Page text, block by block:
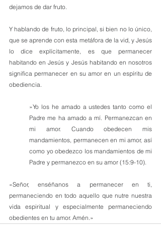
dejamos de dar fruto.
Y hablando de fruto, lo principal, si bien no lo único,
que se aprende con esta metáfora de la vid, y Jesús
lo dice explícitamente, es que permanecer
habitando en Jesús y Jesús habitando en nosotros
significa permanecer en su amor en un espíritu de
obediencia.
»Yo los he amado a ustedes tanto como el
Padre me ha amado a mí. Permanezcan en
mi amor. Cuando obedecen mis
mandamientos, permanecen en mi amor, así
como yo obedezco los mandamientos de mi
Padre y permanezco en su amor (15:9-10).
«Señor, enséñanos a permanecer en ti,
permaneciendo en todo aquello que nutre nuestra
vida espiritual y especialmente permaneciendo
obedientes en tu amor. Amén.»